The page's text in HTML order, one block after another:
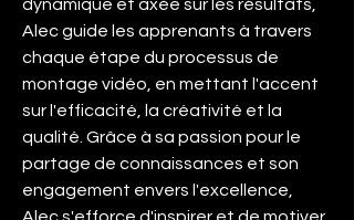
dynamique et axée sur les résultats,
Alec guide les apprenants à travers
chaque étape du processus de
montage vidéo, en mettant l'accent
sur l'efficacité, la créativité et la
qualité. Grâce à sa passion pour le
partage de connaissances et son
engagement envers l'excellence,